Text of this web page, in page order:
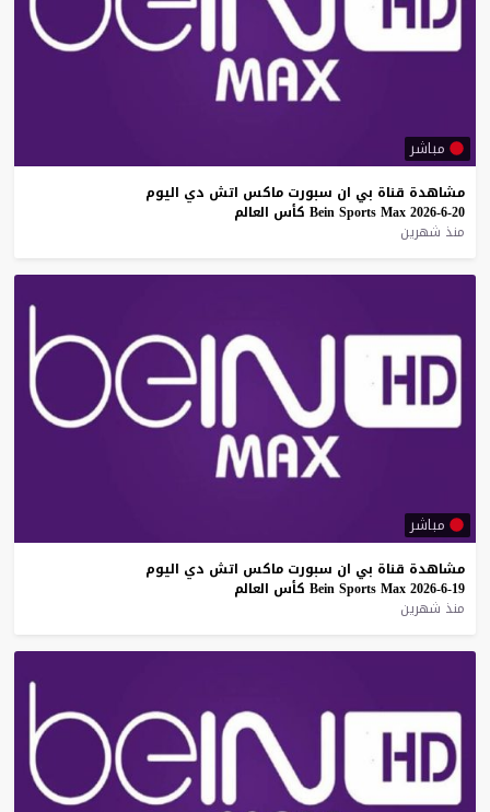
مباشر
مشاهدة قناة بي ان سبورت ماكس اتش دي اليوم
20-6-2026
Bein Sports Max كأس العالم
منذ شهرين
مباشر
مشاهدة قناة بي ان سبورت ماكس اتش دي اليوم
19-6-2026
Bein Sports Max كأس العالم
منذ شهرين